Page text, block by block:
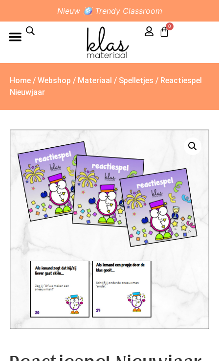
Nieuw 🪩 Trendy Classroom
0
Home / Webshop / Materiaal / Spelletjes / Reactiespel
Nieuwjaar